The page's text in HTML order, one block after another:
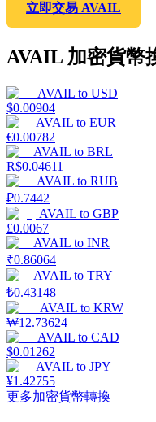
立即交易 AVAIL
AVAIL 加密貨幣
AVAIL to USD
$0.00904
AVAIL to EUR
€0.00782
AVAIL to BRL
R$0.04611
AVAIL to RUB
₽0.7442
AVAIL to GBP
£0.0067
AVAIL to INR
₹0.86064
AVAIL to TRY
₺0.43148
AVAIL to KRW
₩12.73624
AVAIL to CAD
$0.01262
AVAIL to JPY
¥1.42755
更多加密貨幣轉換